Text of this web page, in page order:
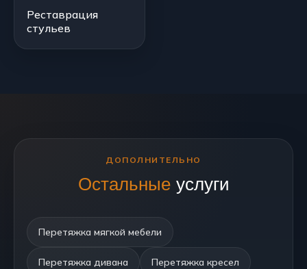
Реставрация
стульев
ДОПОЛНИТЕЛЬНО
Остальныеуслуги
Перетяжка мягкой мебели
Перетяжка дивана Перетяжка кресел